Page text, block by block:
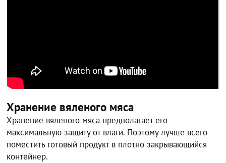
Хранение вяленого мяса
Хранение вяленого мяса предполагает его
максимальную защиту от влаги. Поэтому лучше всего
поместить готовый продукт в плотно закрывающийся
контейнер.